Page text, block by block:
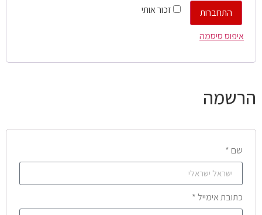
זכור אותי
התחברות
איפוס סיסמה
הרשמה
שם *
כתובת אימייל *